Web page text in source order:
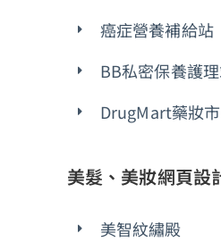
癌症營養補給站
BB私密保養護
DrugMart藥妝
美髮、美妝網頁設
美智紋繡殿